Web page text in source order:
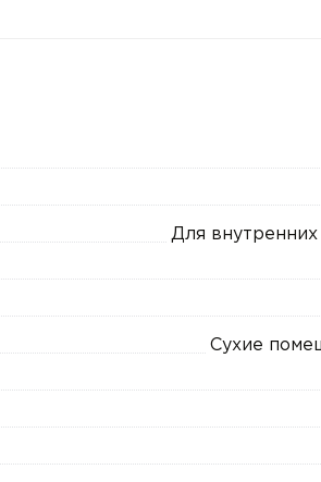
Для
Сухие